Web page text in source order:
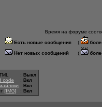
Время на форуме
Есть новые сообщения
(
Нет новых сообщений
(
code
[IMG]
: Выкл
: Вкл
: Вкл
: Вкл